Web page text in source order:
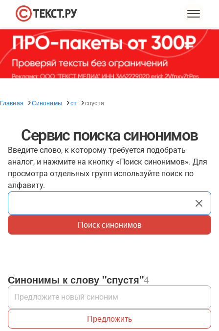
Главная Синонимы сп спустя
Сервис поиска синонимов
Введите слово, к которому требуется подобрать
аналог, и нажмите на кнопку «Поиск синонимов». Для
просмотра отдельных групп используйте поиск по
алфавиту.
Поиск синонимов
Синонимы к слову "спустя"4
Предложить